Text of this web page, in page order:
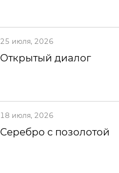
25 июля, 2026
Открытый диалог
18 июля, 2026
Серебро с позолотой